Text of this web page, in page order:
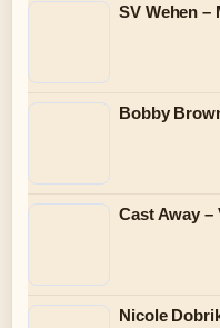
SV Wehen
Bobby
Cast Away –
Nicole